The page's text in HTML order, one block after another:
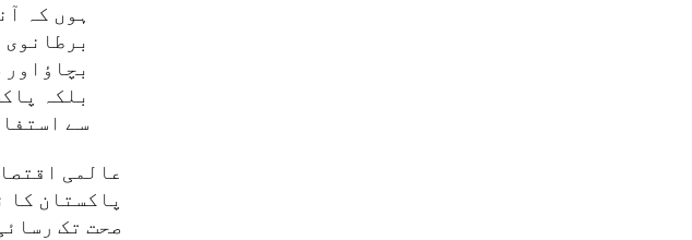
بلکہ
سے
صحت تک